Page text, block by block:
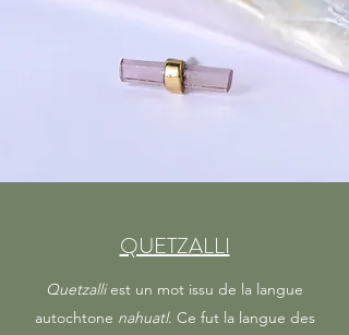
QUETZALLI
Quetzalliest un mot issu de la langue
autochtone nahuatl. Ce fut la langue des